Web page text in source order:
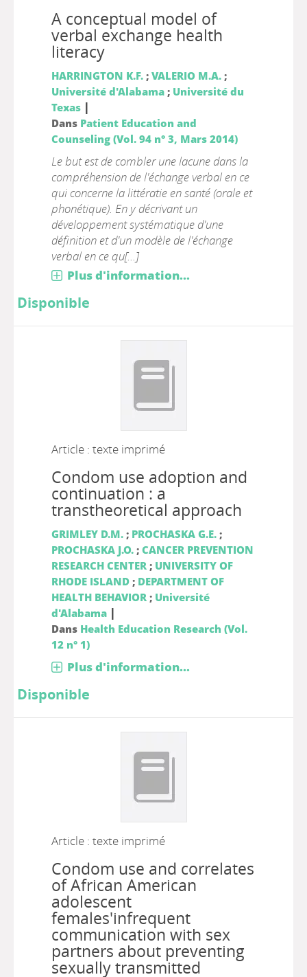
A conceptual model of
verbal exchange health
literacy
HARRINGTON K.F.; VALERIO M.A.;
Université d'Alabama; Université du
Texas |
Dans Patient Education and
Counseling (Vol. 94 n° 3, Mars 2014)
Le but est de combler une lacune dans la
compréhension de l'échange verbal en ce
qui concerne la littératie en santé (orale et
phonétique). En y décrivant un
développement systématique d'une
définition et d'un modèle de l'échange
verbal en ce qu[...]
Plus d'information...
Disponible
Article : texte imprimé
Condom use adoption and
continuation : a
transtheoretical approach
GRIMLEY D.M.; PROCHASKA G.E.;
PROCHASKA J.O.; CANCER PREVENTION
RESEARCH CENTER; UNIVERSITY OF
RHODE ISLAND; DEPARTMENT OF
HEALTH BEHAVIOR; Université
d'Alabama |
Dans Health Education Research (Vol.
12 n° 1)
Plus d'information...
Disponible
Article : texte imprimé
Condom use and correlates
of African American
adolescent
females'infrequent
communication with sex
partners about preventing
sexually transmitted